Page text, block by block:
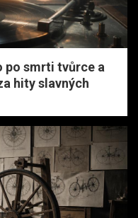
po smrti tvůrce a
hity slavných